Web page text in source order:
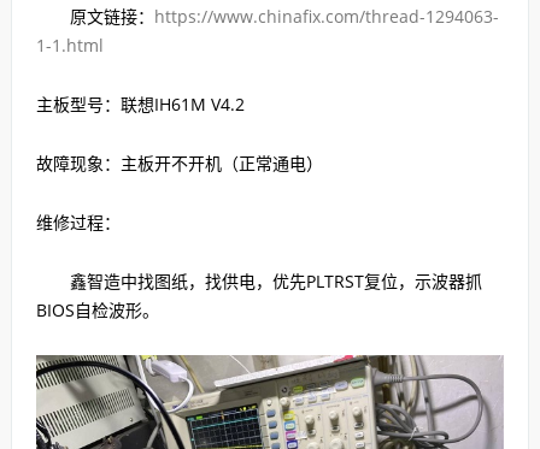
原文链接： https://www.chinafix.com/thread-1294063-
1-1.html
主板型号：联想IH61M V4.2
故障现象：主板开不开机（正常通电）
维修过程：
鑫智造中找图纸，找供电，优先PLTRST复位，示波器抓
BIOS自检波形。